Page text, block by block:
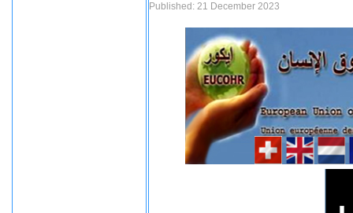
Published: 21 December 2023